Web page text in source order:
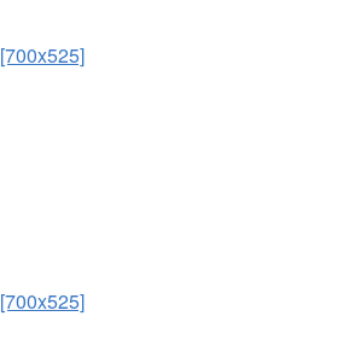
[700x525]
[700x525]